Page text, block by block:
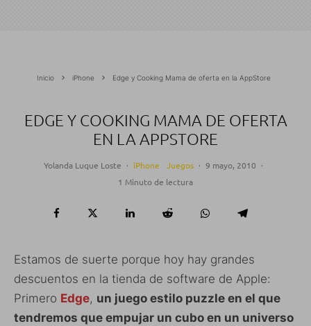
Inicio iPhone Edge y Cooking Mama de oferta en la AppStore
EDGE Y COOKING MAMA DE OFERTA
EN LA APPSTORE
Yolanda Luque Loste · iPhone Juegos · 9 mayo, 2010 ·
1 Minuto de lectura
Estamos de suerte porque hoy hay grandes
descuentos en la tienda de software de Apple:
Primero Edge, un juego estilo puzzle en el que
tendremos que empujar un cubo en un universo